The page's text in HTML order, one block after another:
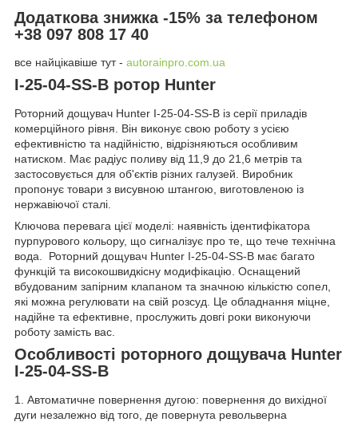
Додаткова знижка -15% за телефоном
+38 097 808 17 40
все найцікавіше тут - autorainpro.com.ua
I-25-04-SS-B ротор Hunter
Роторний дощувач Hunter I-25-04-SS-B із серії приладів
комерційного рівня. Він виконує свою роботу з усією
ефективністю та надійністю, відрізняються особливим
натиском. Має радіус поливу від 11,9 до 21,6 метрів та
застосовується для об'єктів різних галузей. Виробник
пропонує товари з висувною штангою, виготовленою із
нержавіючої сталі.
Ключова перевага цієї моделі: наявність ідентифікатора
пурпурового кольору, що сигналізує про те, що тече технічна
вода. Роторний дощувач Hunter I-25-04-SS-B має багато
функцій та високошвидкісну модифікацію. Оснащений
вбудованим запірним клапаном та значною кількістю сопел,
які можна регулювати на свій розсуд. Це обладнання міцне,
надійне та ефективне, прослужить довгі роки виконуючи
роботу замість вас.
Особливості роторного дощувача Hunter
I-25-04-SS-B
1. Автоматичне повернення дугою: повернення до вихідної
дуги незалежно від того, де повернута револьверна